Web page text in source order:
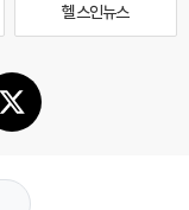
헬스인뉴스